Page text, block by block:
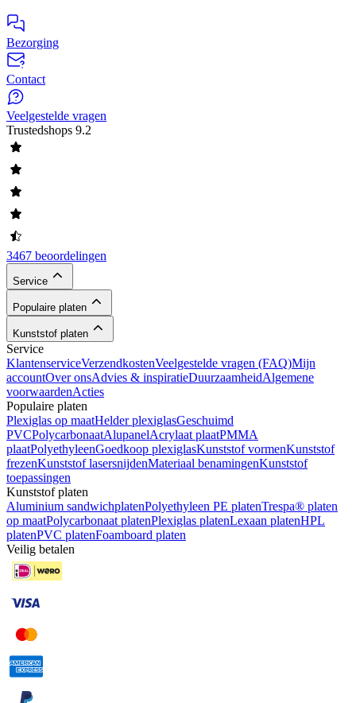
Bezorging
Contact
Veelgestelde vragen
Trustedshops 9.2
3467 beoordelingen
Service
Populaire platen
Kunststof platen
Service
KlantenserviceVerzendkostenVeelgestelde vragen (FAQ)Mijn
accountOver onsAdvies & inspiratieDuurzaamheidAlgemene
voorwaardenActies
Populaire platen
Plexiglas op maatHelder plexiglasGeschuimd
PVCPolycarbonaatAlupanelAcrylaat plaatPMMA
plaatPolyethyleenGoedkoop plexiglasKunststof vormenKunststof
frezenKunststof lasersnijdenMateriaal benamingenKunststof
toepassingen
Kunststof platen
Aluminium sandwichplatenPolyethyleen PE platenTrespa® platen
op maatPolycarbonaat platenPlexiglas platenLexaan platenHPL
platenPVC platenFoamboard platen
Veilig betalen